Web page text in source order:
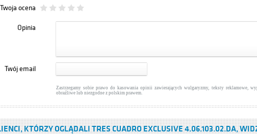
416,00 zł
Twoja ocena
Opinia
Twój email
Zastrzegamy sobie prawo do kasowania opinii zawierających wulgaryzmy, teksty reklamowe,
obraźliwe lub niezgodne z polskim prawem.
KTÓRZY OGLĄDALI TRES CUADRO EXCLUSIVE 4.06.103.02.DA,